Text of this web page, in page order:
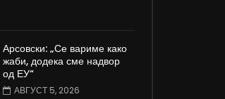
Арсовски: „Се вариме како
жаби, додека сме надвор
од ЕУ“
АВГУСТ 5, 2026